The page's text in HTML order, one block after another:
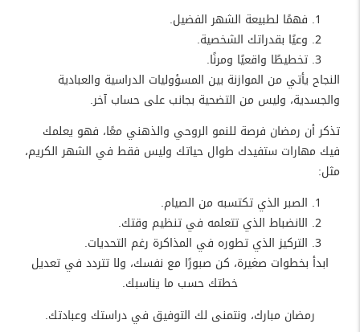
فهمًا لطبيعة الشهر الفضيل.
وعيًا بقدراتك الشخصية.
تخطيطًا واقعيًا ومرنًا.
النجاح يأتي من الموازنة بين المسؤوليات الدراسية والعبادية
والجسدية، وليس من التضحية بجانب على حساب آخر.
تذكر أن رمضان فرصة للنمو الروحي والذهني معًا، فهو يعلمك
فيك مهارات ستفيدك طوال حياتك وليس فقط في الشهر الكريم،
مثل:
الصبر الذي تكتسبه من الصيام.
الانضباط الذي تتعلمه في تنظيم وقتك.
التركيز الذي تطوره في المذاكرة رغم التحديات.
ابدأ بخطوات صغيرة، كن صبورًا مع نفسك، ولا تتردد في تعديل
خطتك حسب ما يناسبك.
رمضان مبارك، ونتمنى لك التوفيق في دراستك وعبادتك.